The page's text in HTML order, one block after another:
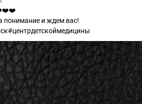
понимание и ждем вас!